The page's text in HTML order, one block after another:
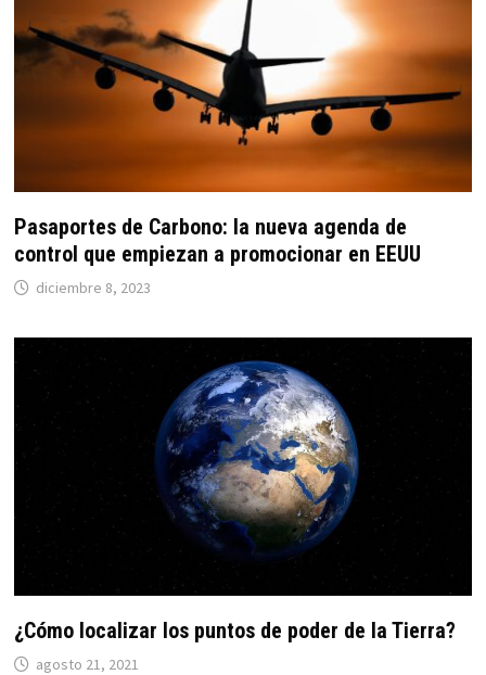
Pasaportes de Carbono: la nueva agenda de
control que empiezan a promocionar en EEUU
diciembre 8, 2023
¿Cómo localizar los puntos de poder de la Tierra?
agosto 21, 2021